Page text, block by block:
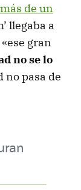
de un
llegaba a
gran
no se lo
no pasa de